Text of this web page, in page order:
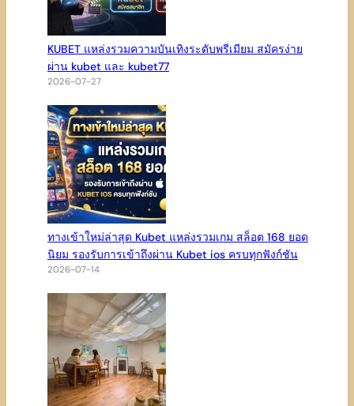
KUBET แหล่งรวมความบันเทิงระดับพรีเมียม สมัครง่าย
ผ่าน kubet และ kubet77
2026-07-27
ทางเข้าใหม่ล่าสุด Kubet แหล่งรวมเกม สล็อต 168 ยอด
นิยม รองรับการเข้าถึงผ่าน Kubet ios ครบทุกฟังก์ชัน
2026-07-14